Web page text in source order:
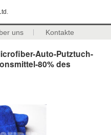
uns Kontakte
Auto-Putztuch-
80% des